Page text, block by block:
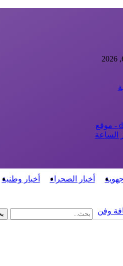
dakhlaplus - موقع
الساعة
أخبار الصحراء أخبار وطنية
وفن